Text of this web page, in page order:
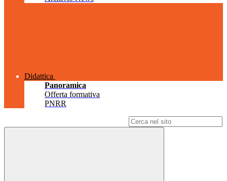
Didattica
Panoramica
Offerta formativa
PNRR